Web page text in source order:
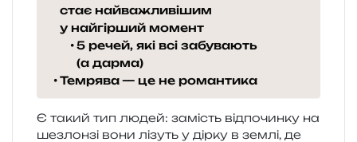
стає найважливішим
у найгірший момент
5 речей, які всі забувають
(а дарма)
Темрява — це не романтика
Є такий тип людей: замість від­по­чин­ку на
шезлон­зі вони лізуть у дірку в землі, де